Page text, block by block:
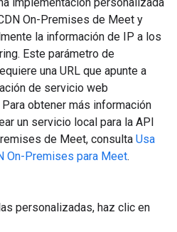
On-Premises de Meet y
la información de IP a los
Este parámetro de
una URL que apunte a
de servicio web
obtener más información
un servicio local para la API
de Meet, consulta Usa
On-Premises para Meet.
personalizadas, haz clic en